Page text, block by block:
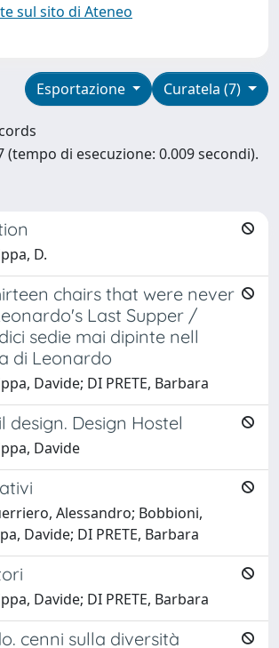
sul sito di Ateneo
Curatela (7)
Esportazione
(tempo di esecuzione: 0.009 secondi).
D.
chairs that were never
Last Supper /
sedie mai dipinte nell
di Leonardo
Davide; DI PRETE, Barbara
design. Design Hostel
Davide
Alessandro; Bobbioni,
Davide; DI PRETE, Barbara
Davide; DI PRETE, Barbara
cenni sulla diversità